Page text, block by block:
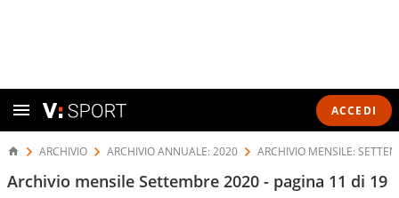
ACCEDI
ARCHIVIO ARCHIVIO ANNUALE: 2020 ARCHIVIO MENSILE:
Archivio mensile Settembre 2020 - pagina 11 di 19